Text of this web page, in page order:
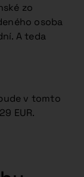
zo
osoba
A teda
v tomto
EUR.